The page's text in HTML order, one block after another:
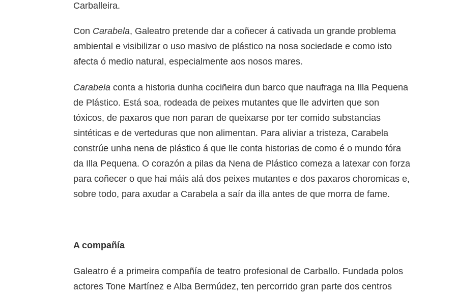
Carballeira.
Con Carabela, Galeatro pretende dar a coñecer á cativada un grande problema
ambiental e visibilizar o uso masivo de plástico na nosa sociedade e como isto
afecta ó medio natural, especialmente aos nosos mares.
Carabela conta a historia dunha cociñeira dun barco que naufraga na Illa Pequena
de Plástico. Está soa, rodeada de peixes mutantes que lle advirten que son
tóxicos, de paxaros que non paran de queixarse por ter comido substancias
sintéticas e de verteduras que non alimentan. Para aliviar a tristeza, Carabela
constrúe unha nena de plástico á que lle conta historias de como é o mundo fóra
da Illa Pequena. O corazón a pilas da Nena de Plástico comeza a latexar con forza
para coñecer o que hai máis alá dos peixes mutantes e dos paxaros choromicas e,
sobre todo, para axudar a Carabela a saír da illa antes de que morra de fame.
A compañía
Galeatro é a primeira compañía de teatro profesional de Carballo. Fundada polos
actores Tone Martínez e Alba Bermúdez, ten percorrido gran parte dos centros